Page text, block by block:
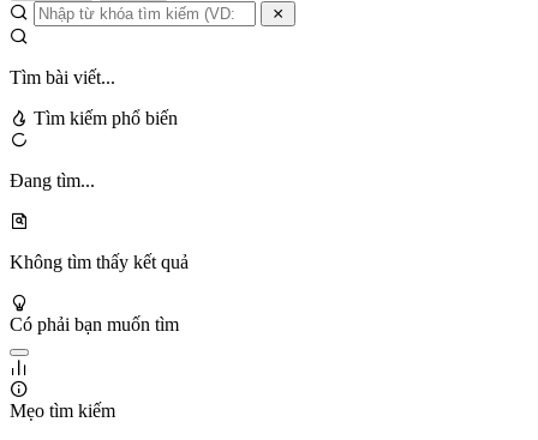
Tìm bài viết...
Tìm kiếm phổ biến
Đang tìm...
Không tìm thấy kết quả
Có phải bạn muốn tìm
Mẹo tìm kiếm